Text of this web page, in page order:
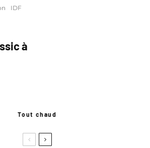
IDF
à
Tout chaud